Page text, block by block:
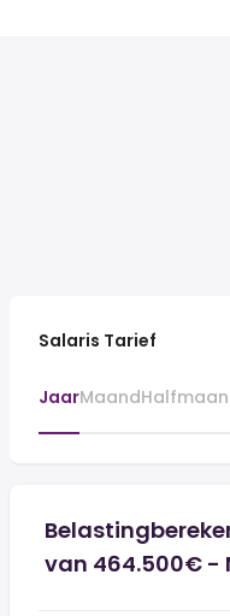
Salaris Tarief
JaarMaand
van 464.500€ -